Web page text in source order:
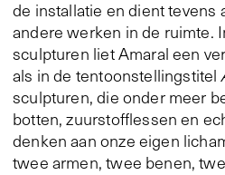
de installatie en dient tevens
andere werken in de ruimte.
sculpturen liet Amaral een
als in de tentoonstellingstitel
sculpturen, die onder meer
botten, zuurstofflessen en
denken aan onze eigen
twee armen, twee benen,